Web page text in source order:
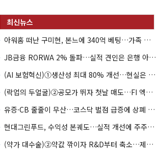
아워홈 떠난 구미현, 본느에 340억 베팅…가족 지배체제 구축
JB금융 RORWA 2% 돌파…실적 견인은 은행 아닌 캐피탈
(AI 보험혁신)①생산성 최대 80% 개선…현실은 '실행 격차'
(락업의 두얼굴)②공모가 뛰자 첫날 매도…FI 엑시트 전략 갈렸다
유증·CB 줄줄이 무산…코스닥 벌점 급증에 상폐 압박
현대그린푸드, 수익성 본궤도…실적 개선에 주주환원까지
(약가 대수술)②약값 깎이자 R&D부터 축소…제약업계 비상경영 돌입